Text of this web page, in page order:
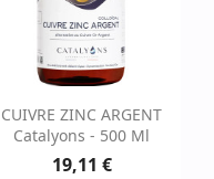
CUIVRE ZINC ARGENT
Catalyons - 500 Ml
19,11 €